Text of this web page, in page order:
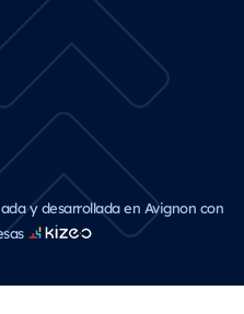
y desarrollada en Avignon con